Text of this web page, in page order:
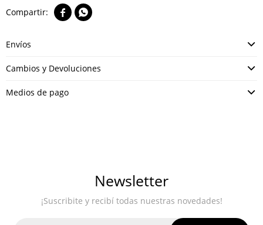
 
Envíos
Cambios y Devoluciones
Medios de pago
Newsletter
¡Suscribite y recibí todas nuestras novedades!